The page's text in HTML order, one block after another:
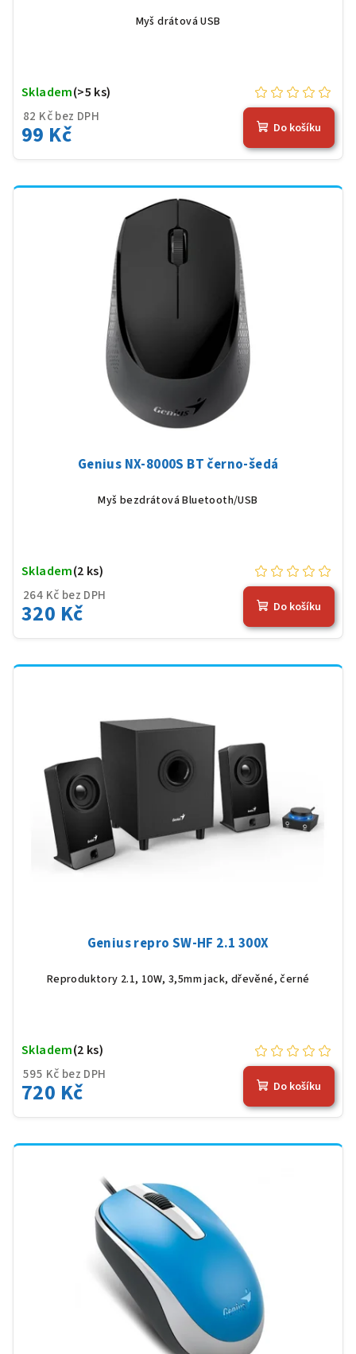
Myš drátová USB
82 Kč bez DPH
99 Kč
Skladem(>5 ks)
Do košíku
Genius NX-8000S BT černo-šedá
Myš bezdrátová Bluetooth/USB
264 Kč bez DPH
320 Kč
Skladem(2 ks)
Do košíku
Genius repro SW-HF 2.1 300X
Reproduktory 2.1, 10W, 3,5mm jack, dřevěné, černé
595 Kč bez DPH
720 Kč
Skladem(2 ks)
Do košíku